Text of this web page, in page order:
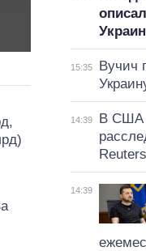
15:35
Вучич
14:39
В США
Reuters
14:39